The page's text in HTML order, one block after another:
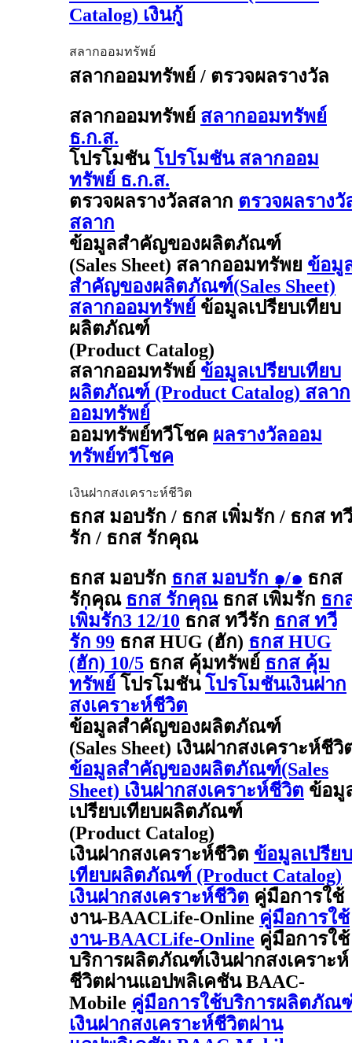
Catalog) เงินกู้
สลากออมทรัพย์
สลากออมทรัพย์ / ตรวจผลรางวัล
สลากออมทรัพย์ สลากออมทรัพย์
ธ.ก.ส.
โปรโมชัน โปรโมชัน สลากออม
ทรัพย์ ธ.ก.ส.
ตรวจผลรางวัลสลาก ตรวจผลรางวั
สลาก
ข้อมูลสำคัญของผลิตภัณฑ์
(Sales Sheet) สลากออมทรัพย ข้อมู
สำคัญของผลิตภัณฑ์(Sales Sheet)
สลากออมทรัพย์ ข้อมูลเปรียบเทียบ
ผลิตภัณฑ์
(Product Catalog)
สลากออมทรัพย์ ข้อมูลเปรียบเทียบ
ผลิตภัณฑ์ (Product Catalog) สลาก
ออมทรัพย์
ออมทรัพย์ทวีโชค ผลรางวัลออม
ทรัพย์ทวีโชค
เงินฝากสงเคราะห์ชีวิต
ธกส มอบรัก / ธกส เพิ่มรัก / ธกส ทวี
รัก / ธกส รักคุณ
ธกส มอบรัก ธกส มอบรัก ๑/๑ ธกส
รักคุณ ธกส รักคุณ ธกส เพิ่มรัก ธก
เพิ่มรัก3 12/10 ธกส ทวีรัก ธกส ทวี
รัก 99 ธกส HUG (ฮัก) ธกส HUG
(ฮัก) 10/5 ธกส คุ้มทรัพย์ ธกส คุ้ม
ทรัพย์ โปรโมชัน โปรโมชันเงินฝาก
สงเคราะห์ชีวิต
ข้อมูลสำคัญของผลิตภัณฑ์
(Sales Sheet) เงินฝากสงเคราะห์ชีวิ
ข้อมูลสำคัญของผลิตภัณฑ์(Sales
Sheet) เงินฝากสงเคราะห์ชีวิต ข้อมู
เปรียบเทียบผลิตภัณฑ์
(Product Catalog)
เงินฝากสงเคราะห์ชีวิต ข้อมูลเปรียบ
เทียบผลิตภัณฑ์ (Product Catalog)
เงินฝากสงเคราะห์ชีวิต คู่มือการใช้
งาน-BAACLife-Online คู่มือการใช้
งาน-BAACLife-Online คู่มือการใช้
บริการผลิตภัณฑ์เงินฝากสงเคราะห์
ชีวิตผ่านแอปพลิเคชัน BAAC-
Mobile คู่มือการใช้บริการผลิตภัณ
เงินฝากสงเคราะห์ชีวิตผ่าน